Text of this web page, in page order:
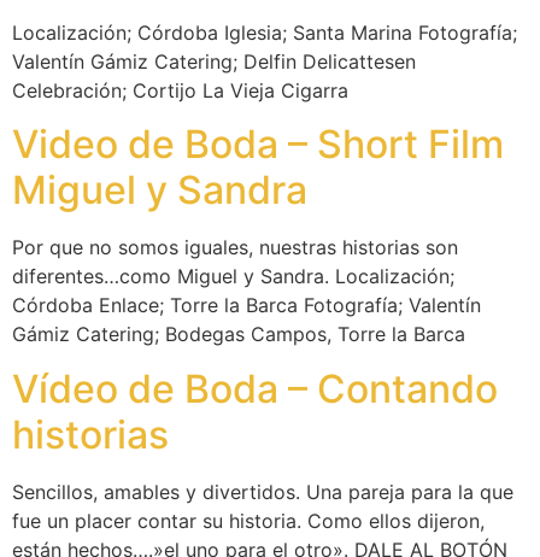
Localización; Córdoba Iglesia; Santa Marina Fotografía;
Valentín Gámiz Catering; Delfin Delicattesen
Celebración; Cortijo La Vieja Cigarra
Video de Boda – Short Film
Miguel y Sandra
Por que no somos iguales, nuestras historias son
diferentes…como Miguel y Sandra. Localización;
Córdoba Enlace; Torre la Barca Fotografía; Valentín
Gámiz Catering; Bodegas Campos, Torre la Barca
Vídeo de Boda – Contando
historias
Sencillos, amables y divertidos. Una pareja para la que
fue un placer contar su historia. Como ellos dijeron,
están hechos….»el uno para el otro». DALE AL BOTÓN